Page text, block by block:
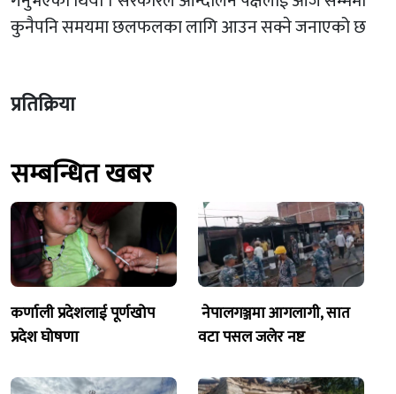
कुनैपनि समयमा छलफलका लागि आउन सक्ने जनाएको छ
प्रतिक्रिया
सम्बन्धित खबर
कर्णाली प्रदेशलाई पूर्णखोप
प्रदेश घोषणा
नेपालगञ्जमा आगलागी, सात
वटा पसल जलेर नष्ट